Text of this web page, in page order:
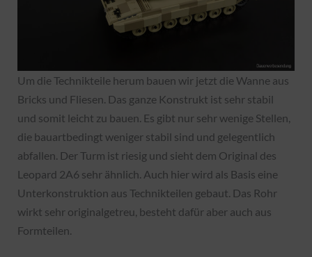
Um die Technikteile herum bauen wir jetzt die Wanne aus
Bricks und Fliesen. Das ganze Konstrukt ist sehr stabil
und somit leicht zu bauen. Es gibt nur sehr wenige Stellen,
die bauartbedingt weniger stabil sind und gelegentlich
abfallen. Der Turm ist riesig und sieht dem Original des
Leopard 2A6 sehr ähnlich. Auch hier wird als Basis eine
Unterkonstruktion aus Technikteilen gebaut. Das Rohr
wirkt sehr originalgetreu, besteht dafür aber auch aus
Formteilen.